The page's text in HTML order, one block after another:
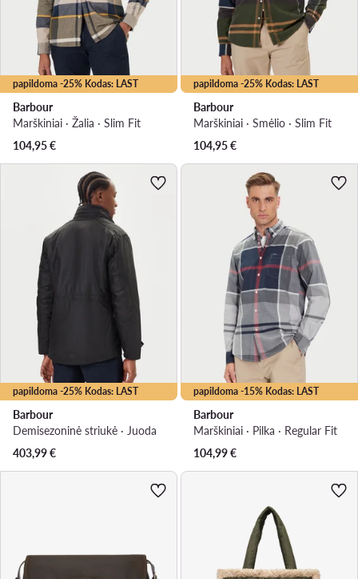
papildoma -25% Kodas: LAST
Barbour
Marškiniai · Žalia · Slim Fit
104,95€
papildoma -25% Kodas: LAST
Barbour
Marškiniai · Smėlio · Slim Fit
104,95€
papildoma -25% Kodas: LAST
Barbour
Demisezoninė striukė · Juoda
403,99€
papildoma -15% Kodas: LAST
Barbour
Marškiniai · Pilka · Regular Fit
104,99€